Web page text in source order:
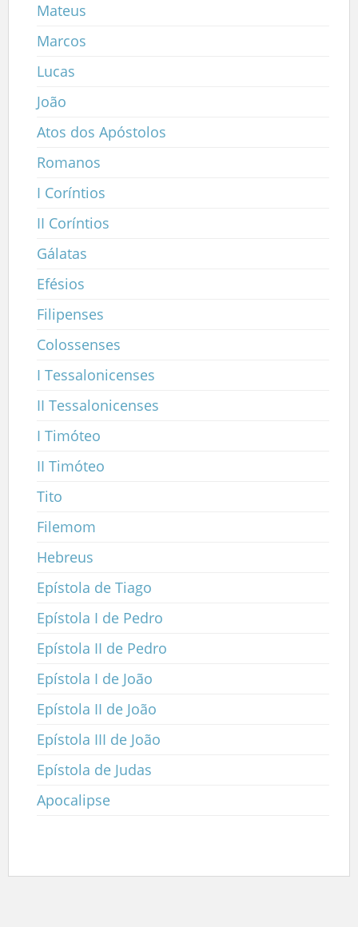
Mateus
Marcos
Lucas
João
Atos dos Apóstolos
Romanos
I Coríntios
II Coríntios
Gálatas
Efésios
Filipenses
Colossenses
I Tessalonicenses
II Tessalonicenses
I Timóteo
II Timóteo
Tito
Filemom
Hebreus
Epístola de Tiago
Epístola I de Pedro
Epístola II de Pedro
Epístola I de João
Epístola II de João
Epístola III de João
Epístola de Judas
Apocalipse